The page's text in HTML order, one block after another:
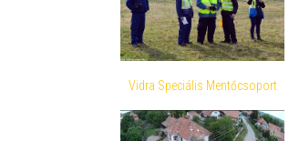
Vidra Speciális Mentőcsoport